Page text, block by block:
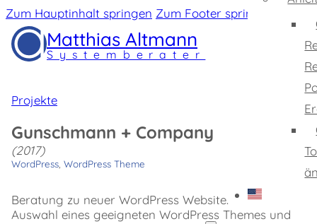
Zum Hauptinhalt springen Zum Footer springen
Matthias Altmann
Systemberater
Projekte
Gunschmann + Company
(2017)
WordPress WordPress Theme
Beratung zu neuer WordPress Website.
Auswahl eines geeigneten WordPress Themes und